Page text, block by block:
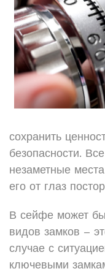
сохранить
безопасности.
незаметные
его от глаз
В сейфе может
видов замков –
случае с
ключевыми